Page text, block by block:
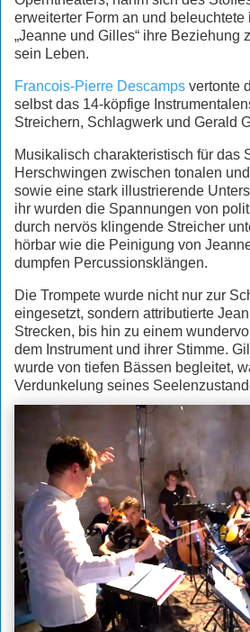
erweiterter Form an und beleuchtete
„Jeanne und Gilles“ ihre Beziehung
sein Leben.
Francois-Pierre Descamps vertonte
selbst das 14-köpfige
Streichern, Schlagwerk und Gerald
Musikalisch charakteristisch für das
Herschwingen zwischen tonalen
sowie eine stark illustrierende
ihr wurden die Spannungen von
durch nervös klingende Streicher
hörbar wie die Peinigung von
dumpfen Percussionsklängen.
Die Trompete wurde nicht nur zur
eingesetzt, sondern attributierte
Strecken, bis hin zu einem
dem Instrument und ihrer Stimme.
wurde von tiefen Bässen begleitet,
Verdunkelung seines